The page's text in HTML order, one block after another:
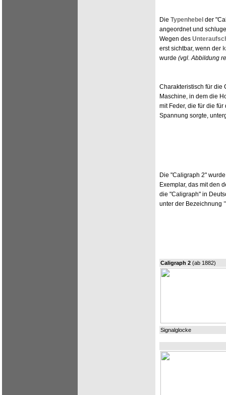
Die Typenhebel der
angeordnet und
Wegen des
erst sichtbar, wenn der
wurde (vgl. Abbildung
Charakteristisch für die
Maschine, in dem die
mit Feder, die für die
Spannung sorgte,
Die "Caligraph 2"
Exemplar, das mit den
die "Caligraph" in
unter der Bezeichnung
Caligraph 2 (ab 1882)
Signalglocke